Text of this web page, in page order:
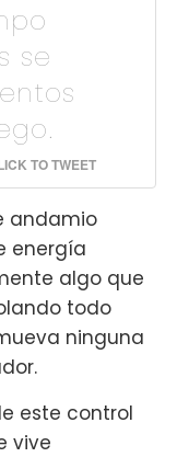
se
TO TWEET
andamio
energía
algo que
todo
ninguna
este control
vive